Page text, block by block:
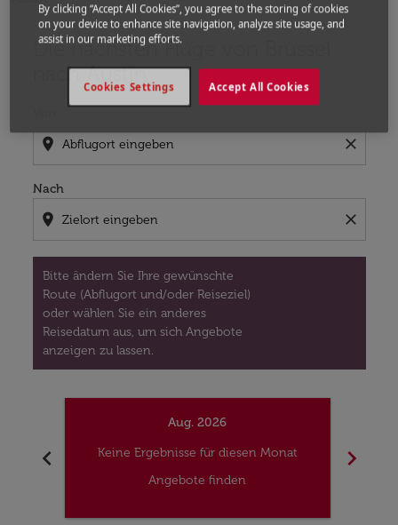
Die nächsten Flüge von Brüssel
nach Austin
location_on close
Nach
location_on close
Bitte ändern Sie Ihre gewünschte
Route (Abflugort und/oder Reiseziel)
oder wählen Sie ein anderes
Reisedatum aus, um sich Angebote
anzeigen zu lassen.
Bitte ändern Sie Ihre gewünschte Route (Abflugort
chevron_left
Aug. 2026
Keine Ergebnisse für diesen Monat
Angebote finden
chevron_right
By clicking “Accept All Cookies”, you agree to the storing of cookies
on your device to enhance site navigation, analyze site usage, and
assist in our marketing efforts.
Accept All Cookies
Cookies Settings